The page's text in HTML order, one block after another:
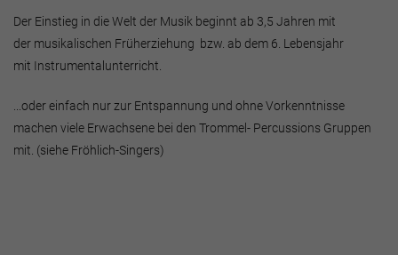
Der Einstieg in die Welt der Musik beginnt ab 3,5 Jahren mit
der musikalischen Früherziehung bzw. ab dem 6. Lebensjahr
mit Instrumentalunterricht.
...oder einfach nur zur Entspannung und ohne Vorkenntnisse
machen viele Erwachsene bei den Trommel- Percussions Gruppen
mit. (siehe Fröhlich-Singers)